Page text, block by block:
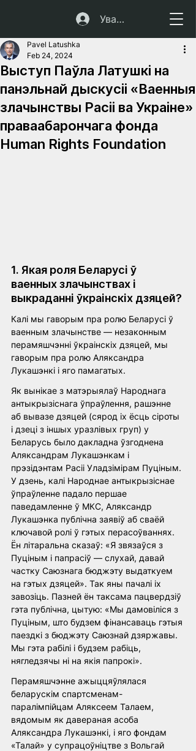
Увайсці
Выступ Паўла Латушкі на
панэльнай дыскусіі «Ваенныя
злачынствы Расіі ва Украіне»
праваабарончага фонда
Human Rights Foundation
Pavel Latushka
Feb 24, 2024
1. Якая роля Беларусі ў
ваенных злачынствах і
выкраданні ўкраінскіх дзяцей?
Калі мы гаворым пра ролю Беларусі ў
ваенным злачынстве — незаконным
перамяшчэнні ўкраінскіх дзяцей, мы
гаворым пра ролю Аляксандра
Лукашэнкі і яго памагатых.
Як вынікае з матэрыялаў Народнага
антыкрызіснага ўпраўлення, рашэнне
аб вывазе дзяцей (сярод іх ёсць сіроты
і дзеці з іншых уразлівых груп) у
Беларусь было дакладна ўзгоднена
Аляксандрам Лукашэнкам і
прэзідэнтам Расіі Уладзімірам Пуціным.
У дзень, калі Народнае антыкрызіснае
ўпраўленне падало першае
паведамленне ў МКС, Аляксандр
Лукашэнка публічна заявіў аб сваёй
ключавой ролі ў гэтых перасоўваннях.
Ён літаральна сказаў: «Я звязаўся з
Пуціным і папрасіў — слухай, давай
частку Саюзнага бюджэту выдаткуем
на гэтых дзяцей». Так яны пачалі іх
завозіць. Пазней ён таксама пацвердзіў
гэта публічна, цытую: «Мы дамовіліся з
Пуціным, што будзем фінансаваць гэтыя
паездкі з бюджэту Саюзнай дзяржавы.
Мы гэта рабілі і будзем рабіць,
нягледзячы ні на якія папрокі».
Перамяшчэнне ажыццяўлялася
беларускім спартсменам-
паралімпійцам Аляксеем Талаем,
вядомым як давераная асоба
Аляксандра Лукашэнкі, і яго фондам
«Талай» у супрацоўніцтве з Вольгай